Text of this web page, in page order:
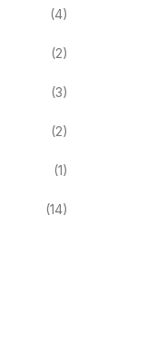
(4)
(2)
(3)
(2)
(1)
(14)